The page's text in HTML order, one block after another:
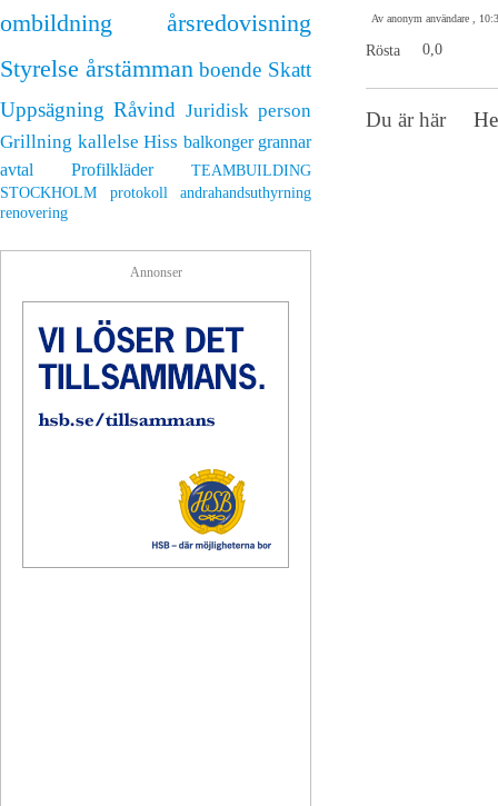
ombildning
årsredovisning
Styrelse årstämman boende Skatt
Uppsägning Råvind Juridisk person
Grillning kallelse Hiss balkonger grannar
avtal
Profilkläder
TEAMBUILDING
STOCKHOLM
protokoll
andrahandsuthyrning
renovering
Annonser
Av anonym användare ,
Rösta 0,0
Du är här